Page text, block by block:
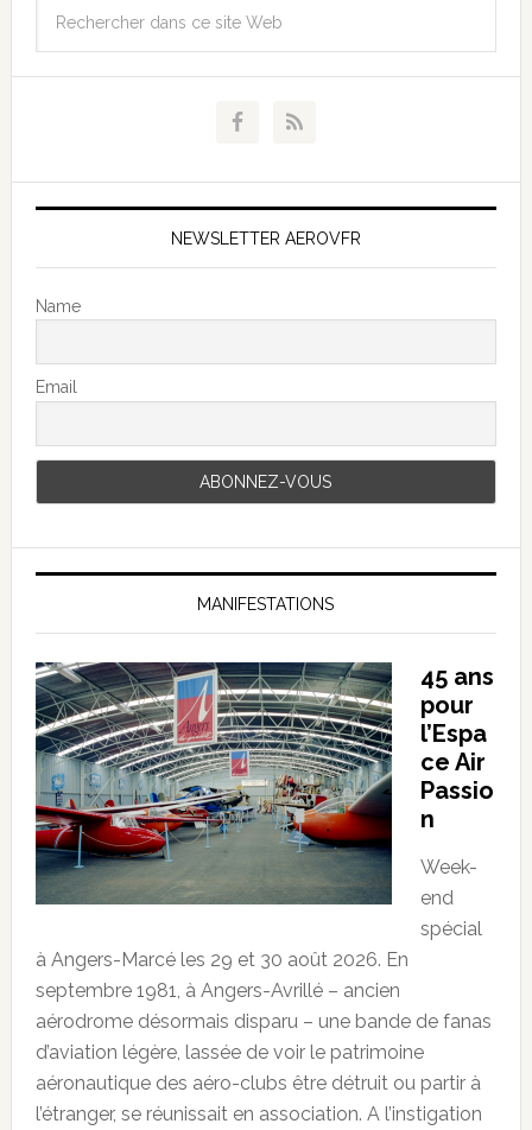
NEWSLETTER AEROVFR
Name
Email
MANIFESTATIONS
45 ans
pour
l’Espa
ce Air
Passio
n
Week-
end
spécial
à Angers-Marcé les 29 et 30 août 2026. En
septembre 1981, à Angers-Avrillé – ancien
aérodrome désormais disparu – une bande de fanas
d’aviation légère, lassée de voir le patrimoine
aéronautique des aéro-clubs être détruit ou partir à
l’étranger, se réunissait en association. A l’instigation